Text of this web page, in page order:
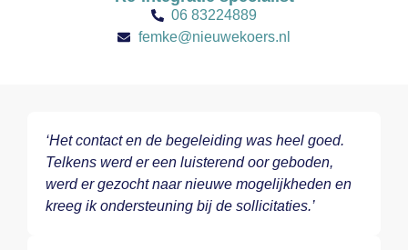
06 83224889
femke@nieuwekoers.nl
‘Het contact en de begeleiding was heel goed.
Telkens werd er een luisterend oor geboden,
werd er gezocht naar nieuwe mogelijkheden en
kreeg ik ondersteuning bij de sollicitaties.’